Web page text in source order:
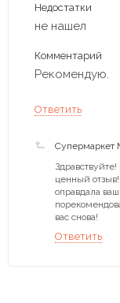
Недостатки
не нашел
Комментарий
Рекомендую.
Ответить
Супермаркет
ценный
оправдала
вас снова!
Ответить